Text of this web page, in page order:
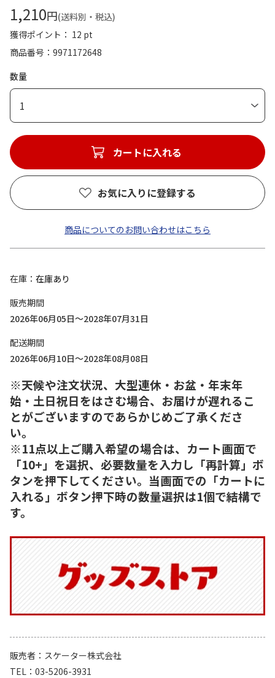
1,210円(送料別・税込)
獲得ポイント： 12 pt
商品番号
9971172648
数量
1
カートに入れる
お気に入りに登録する
商品についてのお問い合わせはこちら
在庫
在庫あり
販売期間
2026年06月05日～2028年07月31日
配送期間
2026年06月10日～2028年08月08日
※天候や注文状況、大型連休・お盆・年末年
始・土日祝日をはさむ場合、お届けが遅れるこ
とがございますのであらかじめご了承くださ
い。
※11点以上ご購入希望の場合は、カート画面で
「10+」を選択、必要数量を入力し「再計算」ボ
タンを押下してください。当画面での「カートに
入れる」ボタン押下時の数量選択は1個で結構で
す。
販売者
スケーター株式会社
TEL
03-5206-3931